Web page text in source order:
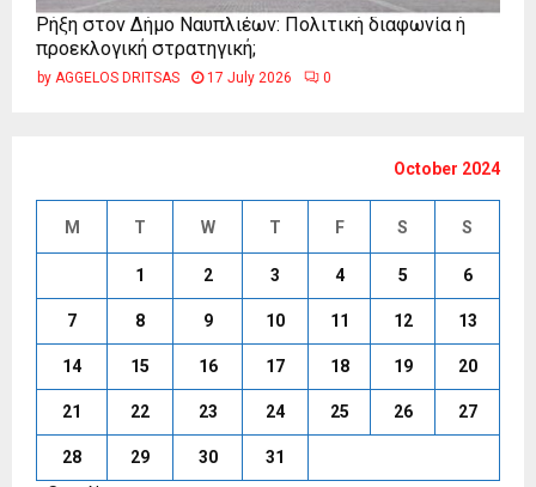
Ρήξη στον Δήμο Ναυπλιέων: Πολιτική διαφωνία ή
προεκλογική στρατηγική;
by AGGELOS DRITSAS 17 July 2026 0
October 2024
M T W T F S S
1 2 3 4 5 6
7 8 9 10 11 12 13
14 15 16 17 18 19 20
21 22 23 24 25 26 27
28 29 30
31